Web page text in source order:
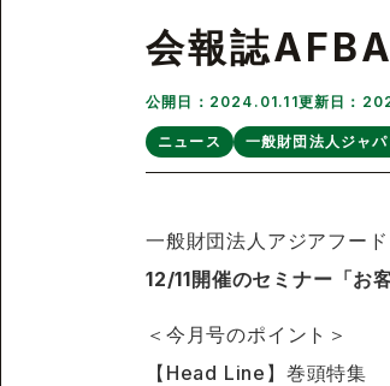
会報誌
公開日：2024.01.11更新日：
ニュース 一般財団法人ジャ
一般財団法人アジアフー
12/11開催のセミナー「お
＜今月号のポイント＞
【Head Line】巻頭特集